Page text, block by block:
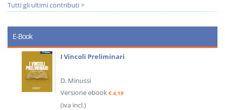
Tutti gli ultimi contributi >
E-Book
I Vincoli Preliminari
D. Minussi
Versione ebook€ 4,19
(iva incl.)